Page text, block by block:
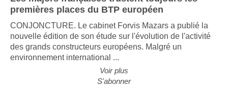
Les majors françaises trustent toujours les
premières places du BTP européen
CONJONCTURE. Le cabinet Forvis Mazars a publié la
nouvelle édition de son étude sur l'évolution de l'activité
des grands constructeurs européens. Malgré un
Voir plus